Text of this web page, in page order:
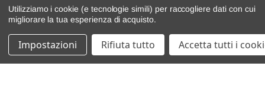
Utilizziamo i cookie (e tecnologie simili) per raccogliere dati con cui
migliorare la tua esperienza di acquisto.
Impostazioni Rifiuta tutto Accetta tutti i